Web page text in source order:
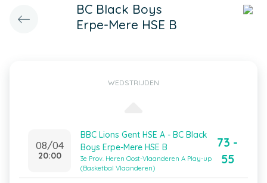
BC Black Boys
Erpe-Mere HSE B
WEDSTRIJDEN
08/04
20:00
BBC Lions Gent HSE A - BC Black
Boys Erpe-Mere HSE B
3e Prov. Heren Oost-Vlaanderen A Play-up
(Basketbal Vlaanderen)
73 -
55